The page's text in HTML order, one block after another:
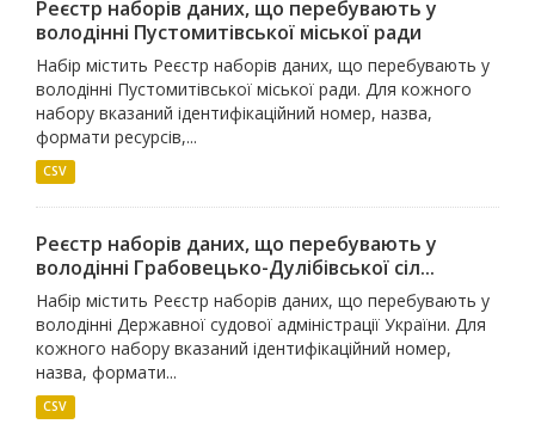
Реєстр наборів даних, що перебувають у
володінні Пустомитівської міської ради
Набір містить Реєстр наборів даних, що перебувають у
володінні Пустомитівської міської ради. Для кожного
набору вказаний ідентифікаційний номер, назва,
формати ресурсів,...
CSV
Реєстр наборів даних, що перебувають у
володінні Грабовецько-Дулібівської сіл...
Набір містить Реєстр наборів даних, що перебувають у
володінні Державної судової адміністрації України. Для
кожного набору вказаний ідентифікаційний номер,
назва, формати...
CSV